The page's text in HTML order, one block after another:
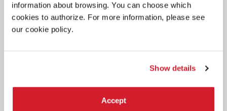
information about browsing. You can choose which
cookies to authorize. For more information, please see
our cookie policy.
Show details
Accept